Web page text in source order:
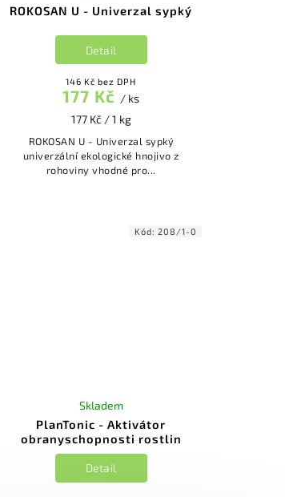
ROKOSAN U - Univerzal sypký
146 Kč bez DPH
177 Kč / ks
177 Kč / 1 kg
Detail
ROKOSAN U - Univerzal sypký
univerzální ekologické hnojivo z
rohoviny vhodné pro...
PlanTonic - Aktivátor
obranyschopnosti rostlin
Skladem
Detail
Kód:208/1-0